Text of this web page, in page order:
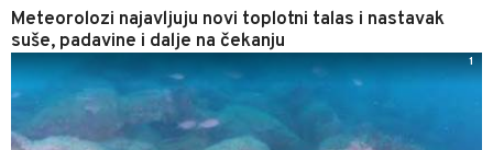
Meteorolozi najavljuju novi toplotni talas i nastavak
suše, padavine i dalje na čekanju
1